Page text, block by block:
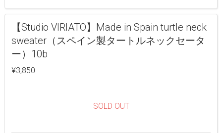
【Studio VIRIATO】Made in Spain turtle neck
sweater（スペイン製タートルネックセータ
ー）10b
¥3,850
SOLD OUT